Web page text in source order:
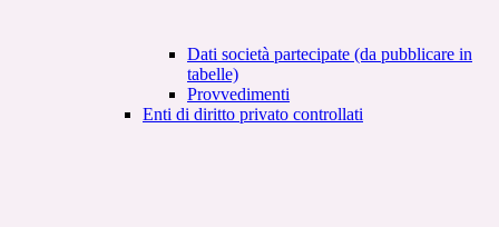
Dati società partecipate (da pubblicare in
tabelle)
Provvedimenti
Enti di diritto privato controllati